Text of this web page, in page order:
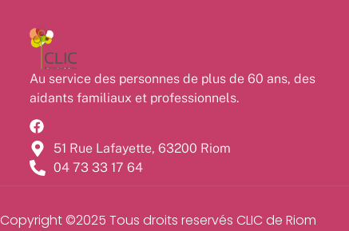
Au service des personnes de plus de 60 ans, des
aidants familiaux et professionnels.
51 Rue Lafayette, 63200 Riom
04 73 33 17 64
Copyright ©2025 Tous droits reservés CLIC de Riom